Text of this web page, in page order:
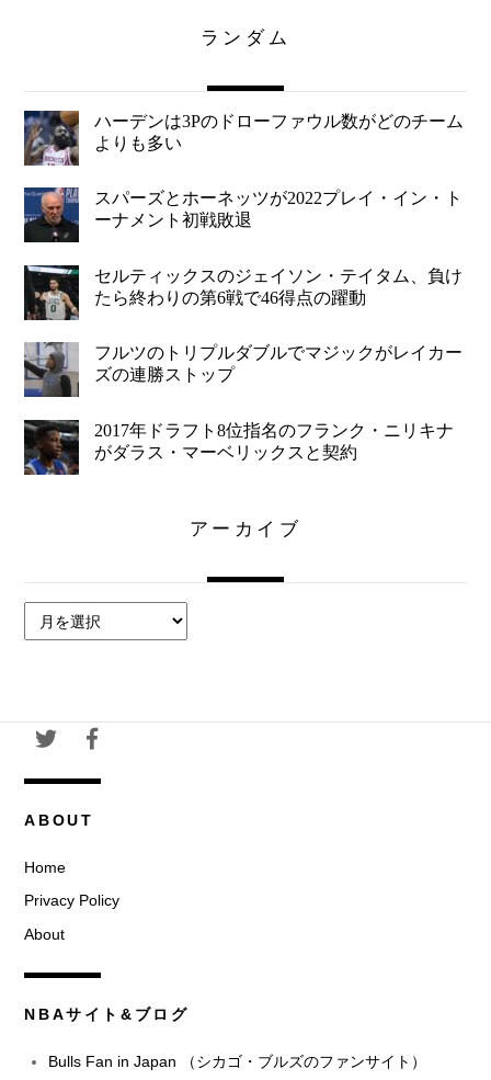
ランダム
ハーデンは3Pのドローファウル数がどのチーム
よりも多い
スパーズとホーネッツが2022プレイ・イン・ト
ーナメント初戦敗退
セルティックスのジェイソン・テイタム、負け
たら終わりの第6戦で46得点の躍動
フルツのトリプルダブルでマジックがレイカー
ズの連勝ストップ
2017年ドラフト8位指名のフランク・ニリキナ
がダラス・マーベリックスと契約
アーカイブ
ー
ブ
ABOUT
Home
Privacy Policy
About
NBAサイト&ブログ
Bulls Fan in Japan （シカゴ・ブルズのファンサイト）